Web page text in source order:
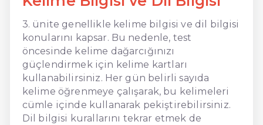
3. ünite genellikle kelime bilgisi ve dil bilgisi
konularını kapsar. Bu nedenle, test
öncesinde kelime dağarcığınızı
güçlendirmek için kelime kartları
kullanabilirsiniz. Her gün belirli sayıda
kelime öğrenmeye çalışarak, bu kelimeleri
cümle içinde kullanarak pekiştirebilirsiniz.
Dil bilgisi kurallarını tekrar etmek de